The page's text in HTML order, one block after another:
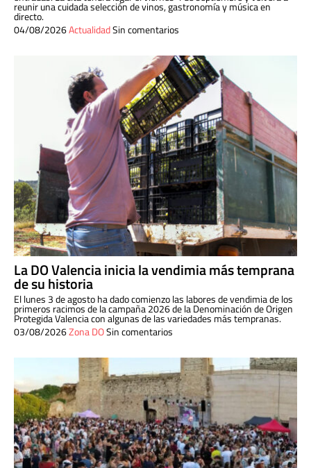
reunir una cuidada selección de vinos, gastronomía y música en
directo.
04/08/2026ActualidadSin comentarios
La DO Valencia inicia la vendimia más temprana
de su historia
El lunes 3 de agosto ha dado comienzo las labores de vendimia de los
primeros racimos de la campaña 2026 de la Denominación de Origen
Protegida Valencia con algunas de las variedades más tempranas.
03/08/2026Zona DOSin comentarios